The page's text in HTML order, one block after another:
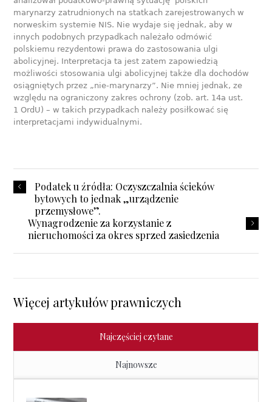
marynarzy zatrudnionych na statkach zarejestrowanych w
norweskim systemie NIS. Nie wydaje się jednak, aby w
innych podobnych przypadkach należało odmówić
polskiemu rezydentowi prawa do zastosowania ulgi
abolicyjnej. Interpretacja ta jest zatem zapowiedzią
możliwości stosowania ulgi abolicyjnej także dla dochodów
osiągniętych przez „nie-marynarzy”. Nie mniej jednak, ze
względu na ograniczony zakres ochrony (zob. art. 14a ust.
1 OrdU) – w takich przypadkach należy posiłkować się
interpretacjami indywidualnymi.
Podatek u źródła: Oczyszczalnia ścieków
bytowych to jednak „urządzenie
przemysłowe”.
Wynagrodzenie za korzystanie z
nieruchomości za okres sprzed zasiedzenia
Więcej artykułów prawniczych
Najczęściej czytane
Najnowsze